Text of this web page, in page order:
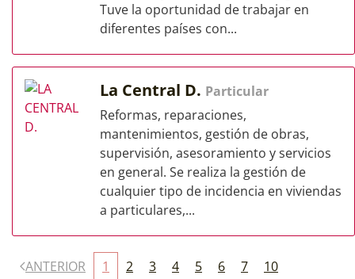
Tuve la oportunidad de trabajar en
diferentes países con...
La Central D. Particular
Reformas, reparaciones,
mantenimientos, gestión de obras,
supervisión, asesoramiento y servicios
en general. Se realiza la gestión de
cualquier tipo de incidencia en viviendas
a particulares,...
ANTERIOR 1 2 3 4 5 6 7
10